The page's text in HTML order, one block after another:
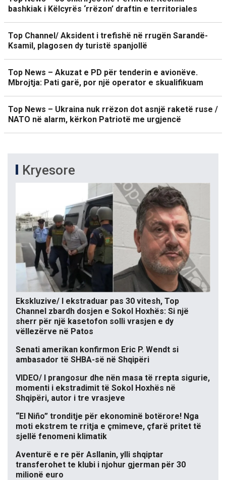
bashkiak i Këlcyrës ‘rrëzon’ draftin e territoriales
Top Channel/ Aksident i trefishë në rrugën Sarandë-
Ksamil, plagosen dy turistë spanjollë
Top News – Akuzat e PD për tenderin e avionëve.
Mbrojtja: Pati garë, por një operator e skualifikuam
Top News – Ukraina nuk rrëzon dot asnjë raketë ruse /
NATO në alarm, kërkon Patriotë me urgjencë
Kryesore
Ekskluzive/ I ekstraduar pas 30 vitesh, Top
Channel zbardh dosjen e Sokol Hoxhës: Si një
sherr për një kasetofon solli vrasjen e dy
vëllezërve në Patos
Senati amerikan konfirmon Eric P. Wendt si
ambasador të SHBA-së në Shqipëri
VIDEO/ I prangosur dhe nën masa të rrepta sigurie,
momenti i ekstradimit të Sokol Hoxhës në
Shqipëri, autor i tre vrasjeve
“El Niño” tronditje për ekonominë botërore! Nga
moti ekstrem te rritja e çmimeve, çfarë pritet të
sjellë fenomeni klimatik
Aventurë e re për Asllanin, ylli shqiptar
transferohet te klubi i njohur gjerman për 30
milionë euro